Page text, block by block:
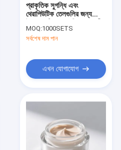
প্রাকৃতিক সুগন্ধি এবং
থেরাপিউটিক তেলগুলির জন্য
তেলের বোতল ফুটো প্রতিরোধী
গ্লাস প্যাকেজিং
MOQ:1000SETS
সর্বশেষ দাম পান
এখন যোগাযোগ